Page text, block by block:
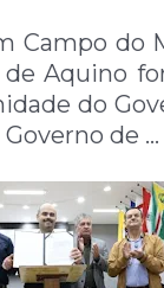
Campo do
Aquino
do
de …